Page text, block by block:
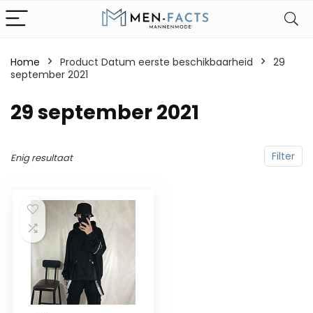
Home Product Datum eerste beschikbaarheid
29
september 2021
29 september 2021
Filter
Enig resultaat